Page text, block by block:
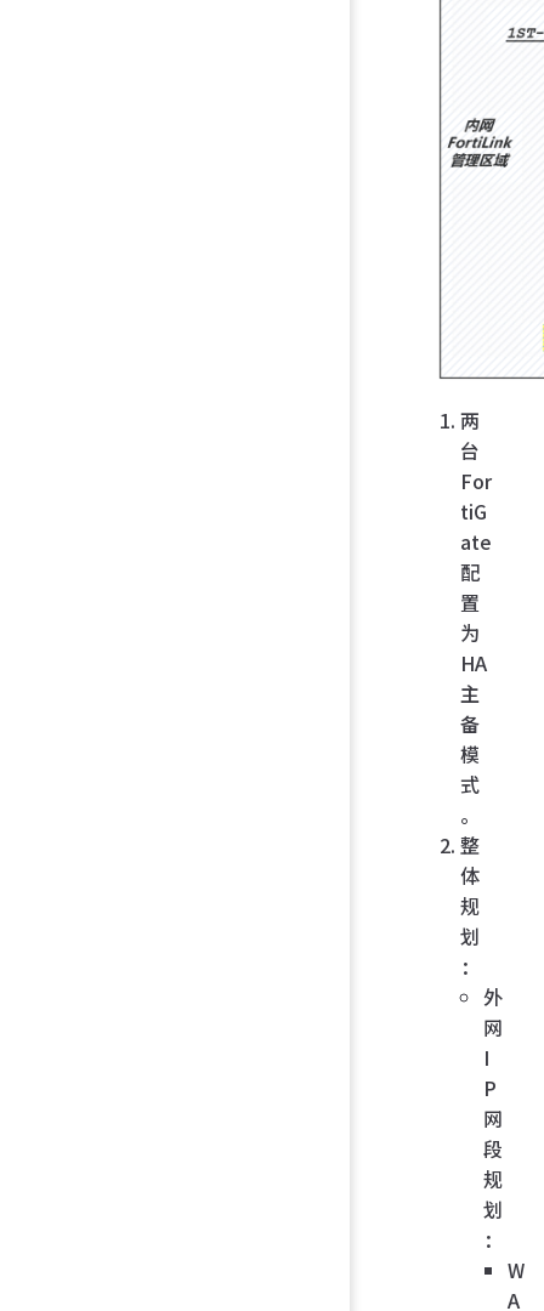
两
台
For
tiG
ate
配
置
为
HA
主
备
模
式
。
整
体
规
划
：
外
网
I
P
网
段
规
划
：
W
A